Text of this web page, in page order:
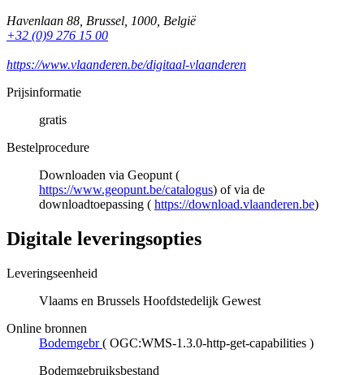
Havenlaan 88, Brussel, 1000, België
+32 (0)9 276 15 00
https://www.vlaanderen.be/digitaal-vlaanderen
Prijsinformatie
gratis
Bestelprocedure
Downloaden via Geopunt (
https://www.geopunt.be/catalogus) of via de
downloadtoepassing ( https://download.vlaanderen.be)
Digitale leveringsopties
Leveringseenheid
Vlaams en Brussels Hoofdstedelijk Gewest
Online bronnen
Bodemgebr ( OGC:WMS-1.3.0-http-get-capabilities )
Bodemgebruiksbestand